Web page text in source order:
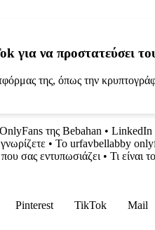
για να προστατεύσει
της, όπως την
της Bebahan • LinkedIn
• Το urfavbellabby
σας εντυπωσιάζει • Τι είναι
Pinterest TikTok Mail